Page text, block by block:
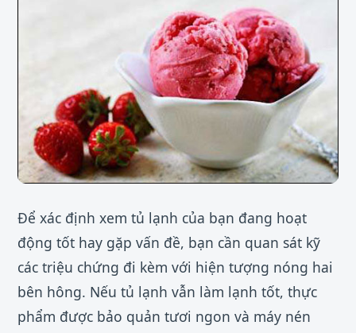
Để xác định xem tủ lạnh của bạn đang hoạt
động tốt hay gặp vấn đề, bạn cần quan sát kỹ
các triệu chứng đi kèm với hiện tượng nóng hai
bên hông. Nếu tủ lạnh vẫn làm lạnh tốt, thực
phẩm được bảo quản tươi ngon và máy nén